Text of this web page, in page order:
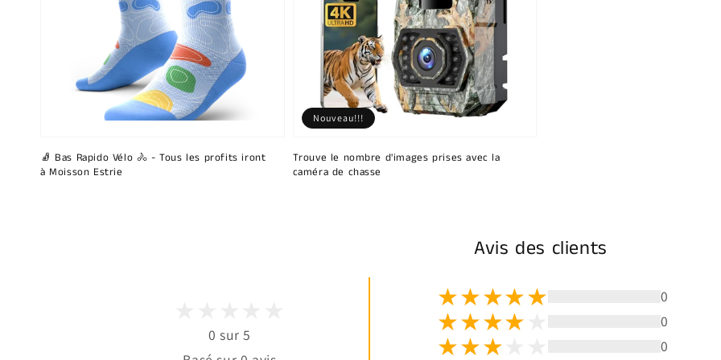
🧦 Bas Rapido Vélo 🚴 - Tous les profits iront
à Moisson Estrie
Trouve le nombre d'images prises avec la
caméra de chasse
Nouveau!!!
Avis des clients
0 sur 5
0
0
0